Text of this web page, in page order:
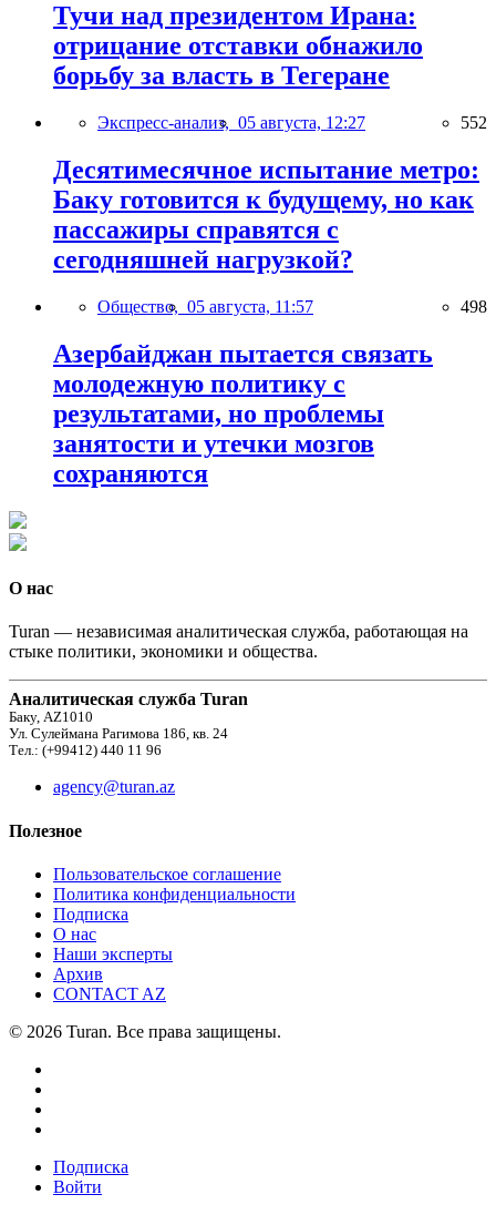
Тучи над президентом Ирана:
отрицание отставки обнажило
борьбу за власть в Тегеране
Экспресс-анализ, 05 августа, 12:27 552
Десятимесячное испытание метро:
Баку готовится к будущему, но как
пассажиры справятся с
сегодняшней нагрузкой?
Общество, 05 августа, 11:57 498
Азербайджан пытается связать
молодежную политику с
результатами, но проблемы
занятости и утечки мозгов
сохраняются
О нас
Turan — независимая аналитическая служба, работающая на
стыке политики, экономики и общества.
Аналитическая служба Turan
Баку, AZ1010
Ул. Сулеймана Рагимова 186, кв. 24
Тел.: (+99412) 440 11 96
agency@turan.az
Полезное
Пользовательское соглашение
Политика конфиденциальности
Подписка
О нас
Наши эксперты
Архив
CONTACT AZ
© 2026 Turan. Все права защищены.
Подписка
Войти